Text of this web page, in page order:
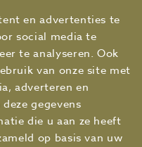
en advertenties te
social media te
te analyseren. Ook
van onze site met
adverteren en
gegevens
die u aan ze heeft
op basis van uw